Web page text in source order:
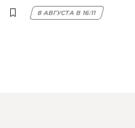
8 АВГУСТА В 16:11